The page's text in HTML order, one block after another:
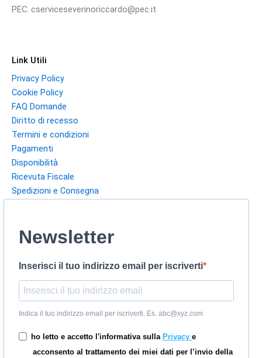
PEC: cserviceseverinoriccardo@pec.it
Link Utili
Privacy Policy
Cookie Policy
FAQ Domande
Diritto di recesso
Termini e condizioni
Pagamenti
Disponibilità
Ricevuta Fiscale
Spedizioni e Consegna
Newsletter
Inserisci il tuo indirizzo email per iscriverti
Indica il tuo indirizzo email per iscriverti. Es. abc@xyz.com
ho letto e accetto l'informativa sulla Privacy e
acconsento al trattamento dei miei dati per l’invio della